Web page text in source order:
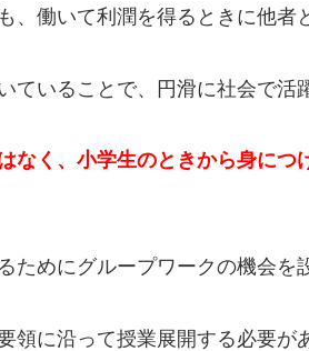
、働いて利潤を得るときに他者
ていることで、円滑に社会で活
なく、小学生のときから身に
めにグループワークの機会を
領に沿って授業展開する必要